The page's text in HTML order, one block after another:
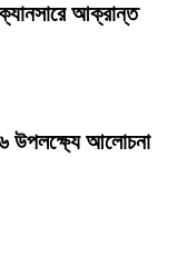
আক্রান্ত
উপলক্ষ্যে আলোচনা